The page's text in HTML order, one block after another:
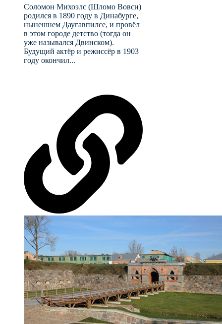
Соломон Михоэлс (Шломо Вовси)
родился в 1890 году в Динабурге,
нынешнем Даугавпилсе, и провёл
в этом городе детство (тогда он
уже назывался Двинском).
Будущий актёр и режиссёр в 1903
году окончил...